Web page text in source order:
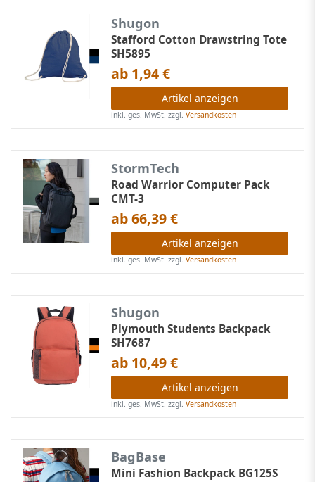
Shugon
Stafford Cotton Drawstring Tote
SH5895
ab 1,94 €
Artikel anzeigen
inkl. ges. MwSt. zzgl.Versandkosten
StormTech
Road Warrior Computer Pack
CMT-3
ab 66,39 €
Artikel anzeigen
inkl. ges. MwSt. zzgl.Versandkosten
Shugon
Plymouth Students Backpack
SH7687
ab 10,49 €
Artikel anzeigen
inkl. ges. MwSt. zzgl.Versandkosten
BagBase
Mini Fashion Backpack BG125S